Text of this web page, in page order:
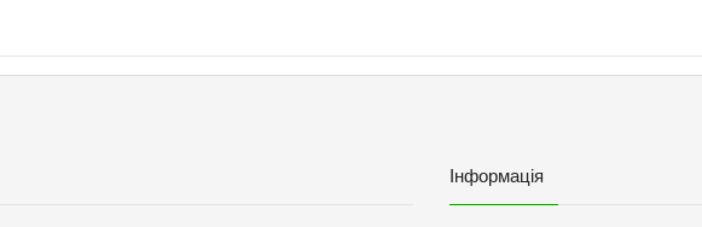
Інформація